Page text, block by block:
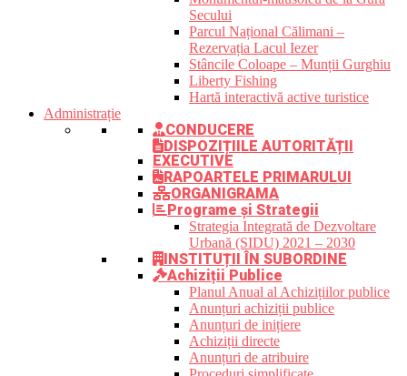
Secului
Parcul Național Călimani –
Rezervația Lacul Iezer
Stâncile Coloape – Munții Gurghiu
Liberty Fishing
Hartă interactivă active turistice
Administrație
CONDUCERE
DISPOZIȚIILE AUTORITĂȚII
EXECUTIVE
RAPOARTELE PRIMARULUI
ORGANIGRAMA
Programe și Strategii
Strategia Integrată de Dezvoltare
Urbană (SIDU) 2021 – 2030
INSTITUȚII ÎN SUBORDINE
Achiziții Publice
Planul Anual al Achizițiilor publice
Anunțuri achiziții publice
Anunțuri de inițiere
Achiziții directe
Anunțuri de atribuire